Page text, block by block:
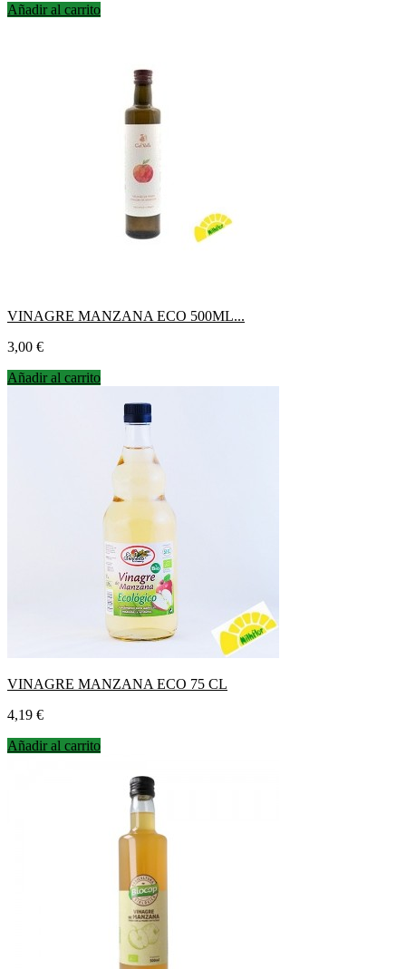
Añadir al carrito
VINAGRE MANZANA ECO 500ML...
Precio
3,00 €
Añadir al carrito
VINAGRE MANZANA ECO 75 CL
Precio
4,19 €
Añadir al carrito